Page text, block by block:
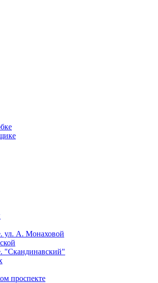
ул. А. Монаховой
"Скандинавский"
проспекте